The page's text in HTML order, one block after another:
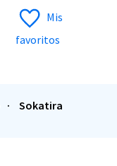
Mis
favoritos
Sokatira